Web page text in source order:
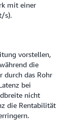
mit einer
s).
vorstellen,
die
durch das Rohr
bei
nicht
die Rentabilität